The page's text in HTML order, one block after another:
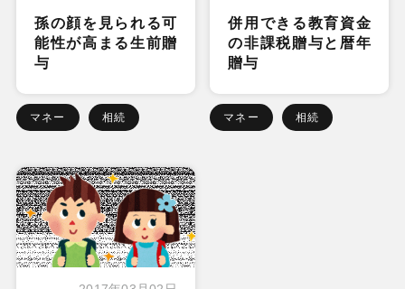
孫の顔を見られる可
能性が高まる生前贈
与
マネー 相続
併用できる教育資金
の非課税贈与と暦年
贈与
マネー 相続